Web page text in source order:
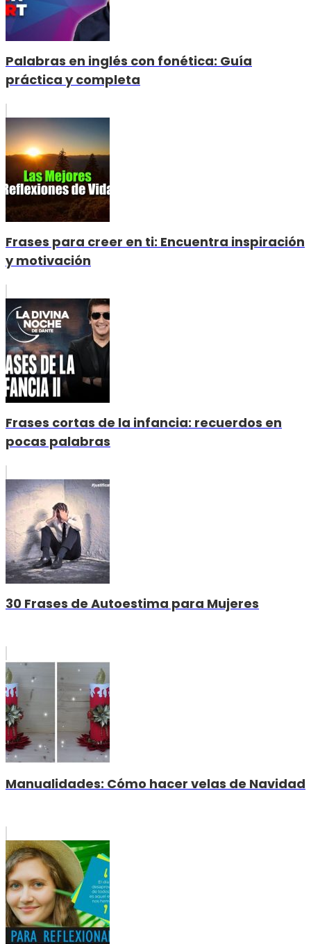
Palabras en inglés con fonética: Guía
práctica y completa
Frases para creer en ti: Encuentra inspiración
y motivación
Frases cortas de la infancia: recuerdos en
pocas palabras
30 Frases de Autoestima para Mujeres
Manualidades: Cómo hacer velas de Navidad